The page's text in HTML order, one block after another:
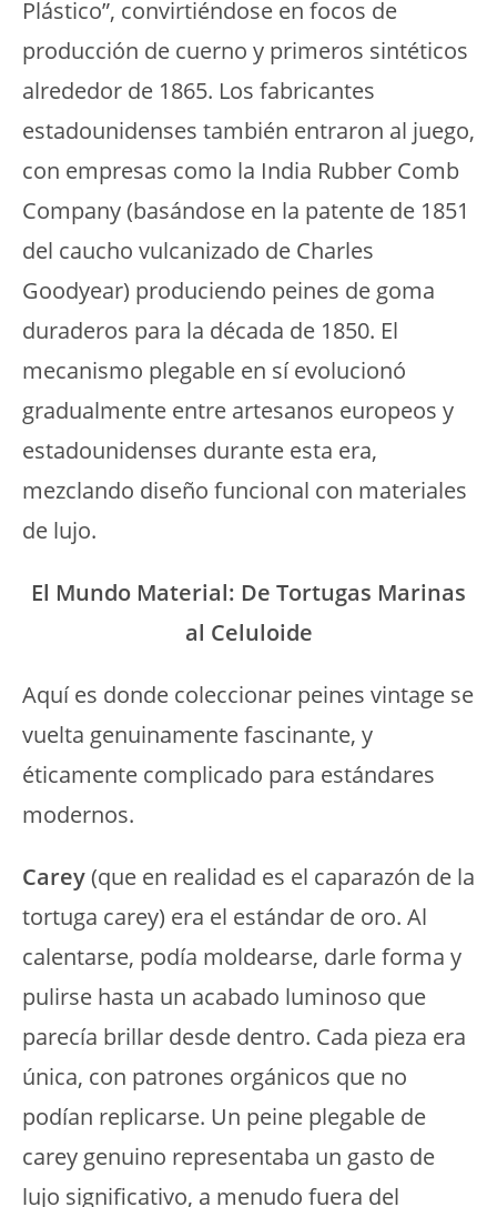
Plástico”, convirtiéndose en focos de
producción de cuerno y primeros sintéticos
alrededor de 1865. Los fabricantes
estadounidenses también entraron al juego,
con empresas como la India Rubber Comb
Company (basándose en la patente de 1851
del caucho vulcanizado de Charles
Goodyear) produciendo peines de goma
duraderos para la década de 1850. El
mecanismo plegable en sí evolucionó
gradualmente entre artesanos europeos y
estadounidenses durante esta era,
mezclando diseño funcional con materiales
de lujo.
El Mundo Material: De Tortugas Marinas
al Celuloide
Aquí es donde coleccionar peines vintage se
vuelta genuinamente fascinante, y
éticamente complicado para estándares
modernos.
Carey(que en realidad es el caparazón de la
tortuga carey) era el estándar de oro. Al
calentarse, podía moldearse, darle forma y
pulirse hasta un acabado luminoso que
parecía brillar desde dentro. Cada pieza era
única, con patrones orgánicos que no
podían replicarse. Un peine plegable de
carey genuino representaba un gasto de
lujo significativo, a menudo fuera del